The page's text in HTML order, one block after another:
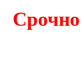
Срочно